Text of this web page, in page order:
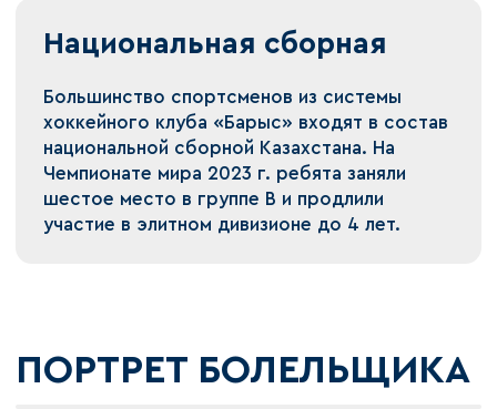
Национальная сборная
Большинство спортсменов из системы
хоккейного клуба «Барыс» входят в состав
национальной сборной Казахстана. На
Чемпионате мира 2023 г. ребята заняли
шестое место в группе B и продлили
участие в элитном дивизионе до 4 лет.
ПОРТРЕТ БОЛЕЛЬЩИКА